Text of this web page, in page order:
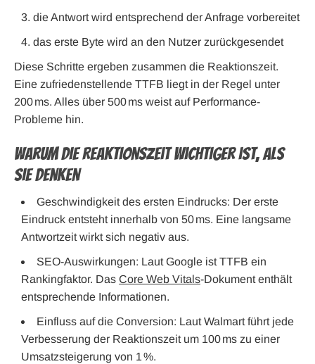
die Antwort wird entsprechend der Anfrage vorbereitet
das erste Byte wird an den Nutzer zurückgesendet
Diese Schritte ergeben zusammen die Reaktionszeit.
Eine zufriedenstellende TTFB liegt in der Regel unter
200 ms. Alles über 500 ms weist auf Performance-
Probleme hin.
Warum die Reaktionszeit wichtiger ist, als
Sie denken
Geschwindigkeit des ersten Eindrucks: Der erste
Eindruck entsteht innerhalb von 50 ms. Eine langsame
Antwortzeit wirkt sich negativ aus.
SEO-Auswirkungen: Laut Google ist TTFB ein
Rankingfaktor. Das Core Web Vitals-Dokument enthält
entsprechende Informationen.
Einfluss auf die Conversion: Laut Walmart führt jede
Verbesserung der Reaktionszeit um 100 ms zu einer
Umsatzsteigerung von 1 %.